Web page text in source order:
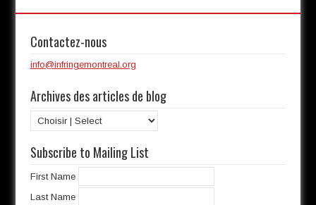
Contactez-nous
info@infringemontreal.org
Archives des articles de blog
Subscribe to Mailing List
First Name
Last Name